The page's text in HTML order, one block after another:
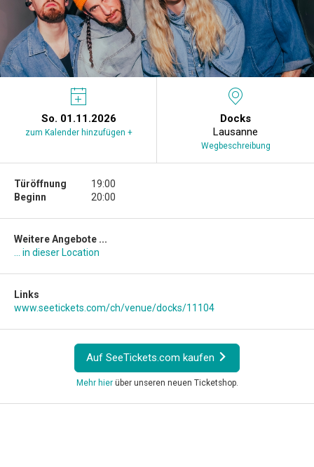
So. 01.11.2026
zum Kalender hinzufügen +
Docks
Lausanne
Wegbeschreibung
Türöffnung
Beginn
19:00
20:00
Weitere Angebote ...
... in dieser Location
Links
www.seetickets.com/ch/venue/docks/11104
Auf SeeTickets.com kaufen
Mehr hierüber unseren neuen Ticketshop.